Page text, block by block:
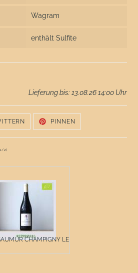
Wagram
enthält Sulfite
Lieferung bis: 13.08.26 14:00 Uhr
TWITTER
TWITTERN
PINNEN
PINNEN
1/2)
CHAMPIGNY LE ...